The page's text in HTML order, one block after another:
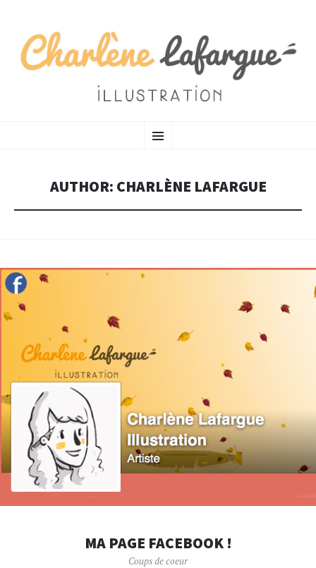
CHARLÈNE LAFARGUE
AUTHOR: CHARLÈNE LAFARGUE
MA PAGE FACEBOOK !
Coups de coeur